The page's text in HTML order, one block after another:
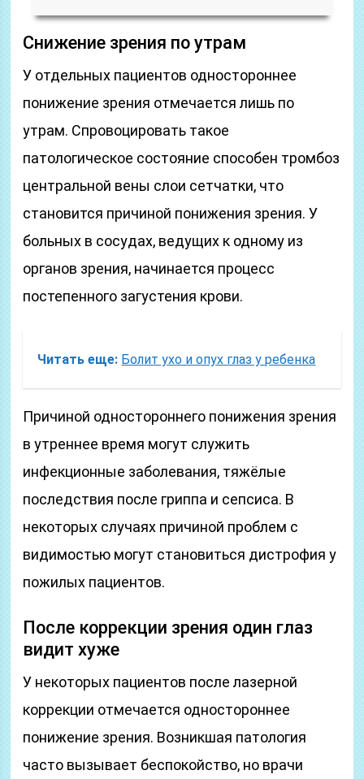
Снижение зрения по утрам
У отдельных пациентов одностороннее
понижение зрения отмечается лишь по
утрам. Спровоцировать такое
патологическое состояние способен тромбоз
центральной вены слои сетчатки, что
становится причиной понижения зрения. У
больных в сосудах, ведущих к одному из
органов зрения, начинается процесс
постепенного загустения крови.
Читать еще: Болит ухо и опух глаз у ребенка
Причиной одностороннего понижения зрения
в утреннее время могут служить
инфекционные заболевания, тяжёлые
последствия после гриппа и сепсиса. В
некоторых случаях причиной проблем с
видимостью могут становиться дистрофия у
пожилых пациентов.
После коррекции зрения один глаз
видит хуже
У некоторых пациентов после лазерной
коррекции отмечается одностороннее
понижение зрения. Возникшая патология
часто вызывает беспокойство, но врачи